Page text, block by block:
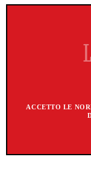
ACCETTO LE